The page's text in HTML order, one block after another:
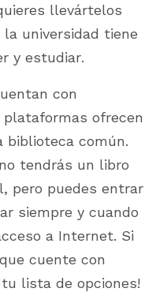
llevártelos
universidad tiene
y estudiar.
con
ofrecen
biblioteca común.
tendrás un libro
pero puedes entrar
siempre y cuando
a Internet. Si
cuente con
lista de opciones!